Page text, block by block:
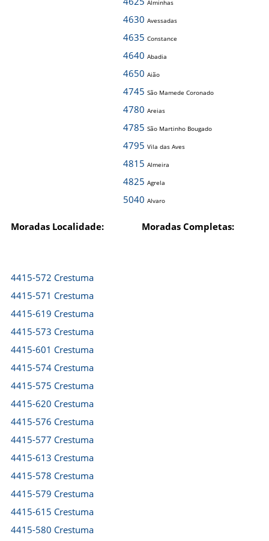
Alminhas
4630 Avessadas
4635 Constance
4640 Abadia
4650 Aião
4745 São Mamede Coronado
4780 Areias
4785 São Martinho Bougado
4795 Vila das Aves
4815 Almeira
4825 Agrela
5040 Alvaro
Moradas Localidade: Moradas Completas:
4415-572 Crestuma
4415-571 Crestuma
4415-619 Crestuma
4415-573 Crestuma
4415-601 Crestuma
4415-574 Crestuma
4415-575 Crestuma
4415-620 Crestuma
4415-576 Crestuma
4415-577 Crestuma
4415-613 Crestuma
4415-578 Crestuma
4415-579 Crestuma
4415-615 Crestuma
4415-580 Crestuma